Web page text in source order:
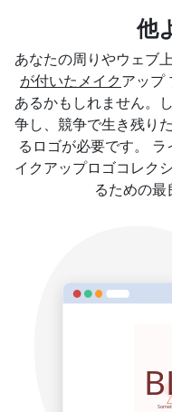
他
あなたの周りやウェブ
が付いたメイク アップ
あるかもしれません。
争し、競争で生き残り
るロゴが必要です。
イクアップロゴコレク
るための最